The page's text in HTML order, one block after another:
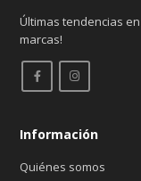
Últimas tendencias
marcas!
Información
Quiénes somos